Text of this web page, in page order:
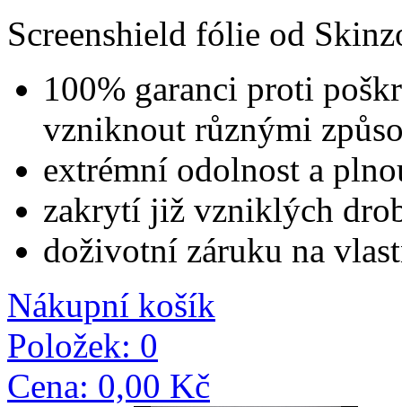
Screenshield fólie od
100% garanci proti
vzniknout různými
extrémní odolnost a
zakrytí již vzniklých
doživotní záruku na
Nákupní košík
Položek: 0
Cena: 0,00 Kč